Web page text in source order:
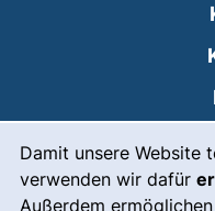
Damit unsere Website
verwenden wir dafür
Außerdem ermöglichen